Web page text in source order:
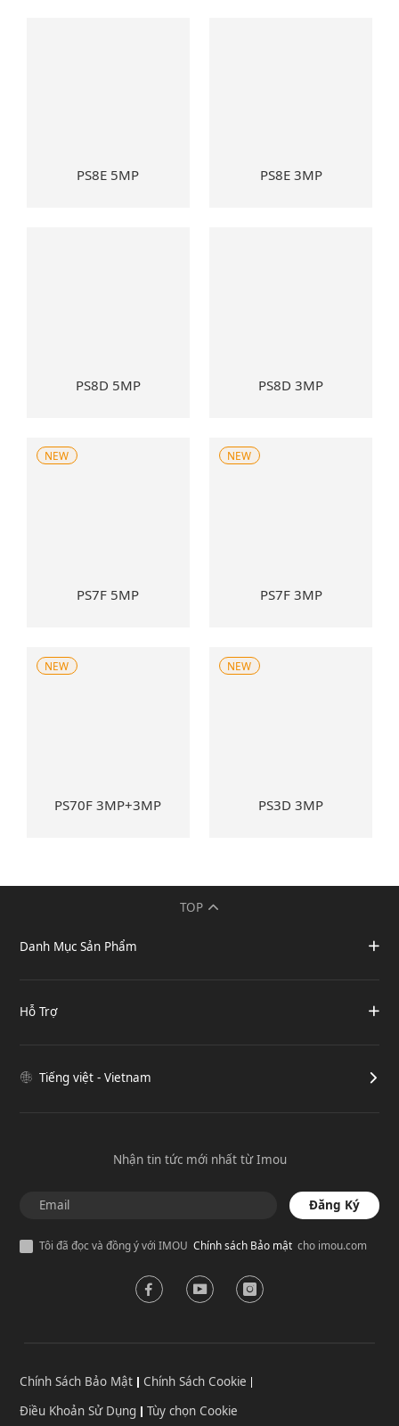
PS8E 5MP PS8E 3MP
PS8D 5MP PS8D 3MP
PS7F 5MP
NEW
PS7F 3MP
NEW
PS70F 3MP+3MP
NEW
PS3D 3MP
NEW
TOP
Danh Mục Sản Phẩm
Hỗ Trợ
Tiếng việt - Vietnam
Nhận tin tức mới nhất từ Imou
Đăng Ký
Tôi đã đọc và đồng ý với IMOU Chính sách Bảo mậtcho imou.com
Chính Sách Bảo Mật
Chính Sách Cookie
Điều Khoản Sử Dụng
Tùy chọn Cookie